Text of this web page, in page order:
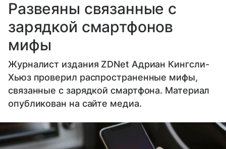
Развеяны связанные с
зарядкой смартфонов
мифы
Журналист издания ZDNet Адриан Кингсли-
Хьюз проверил распространенные мифы,
связанные с зарядкой смартфона. Материал
опубликован на сайте медиа.